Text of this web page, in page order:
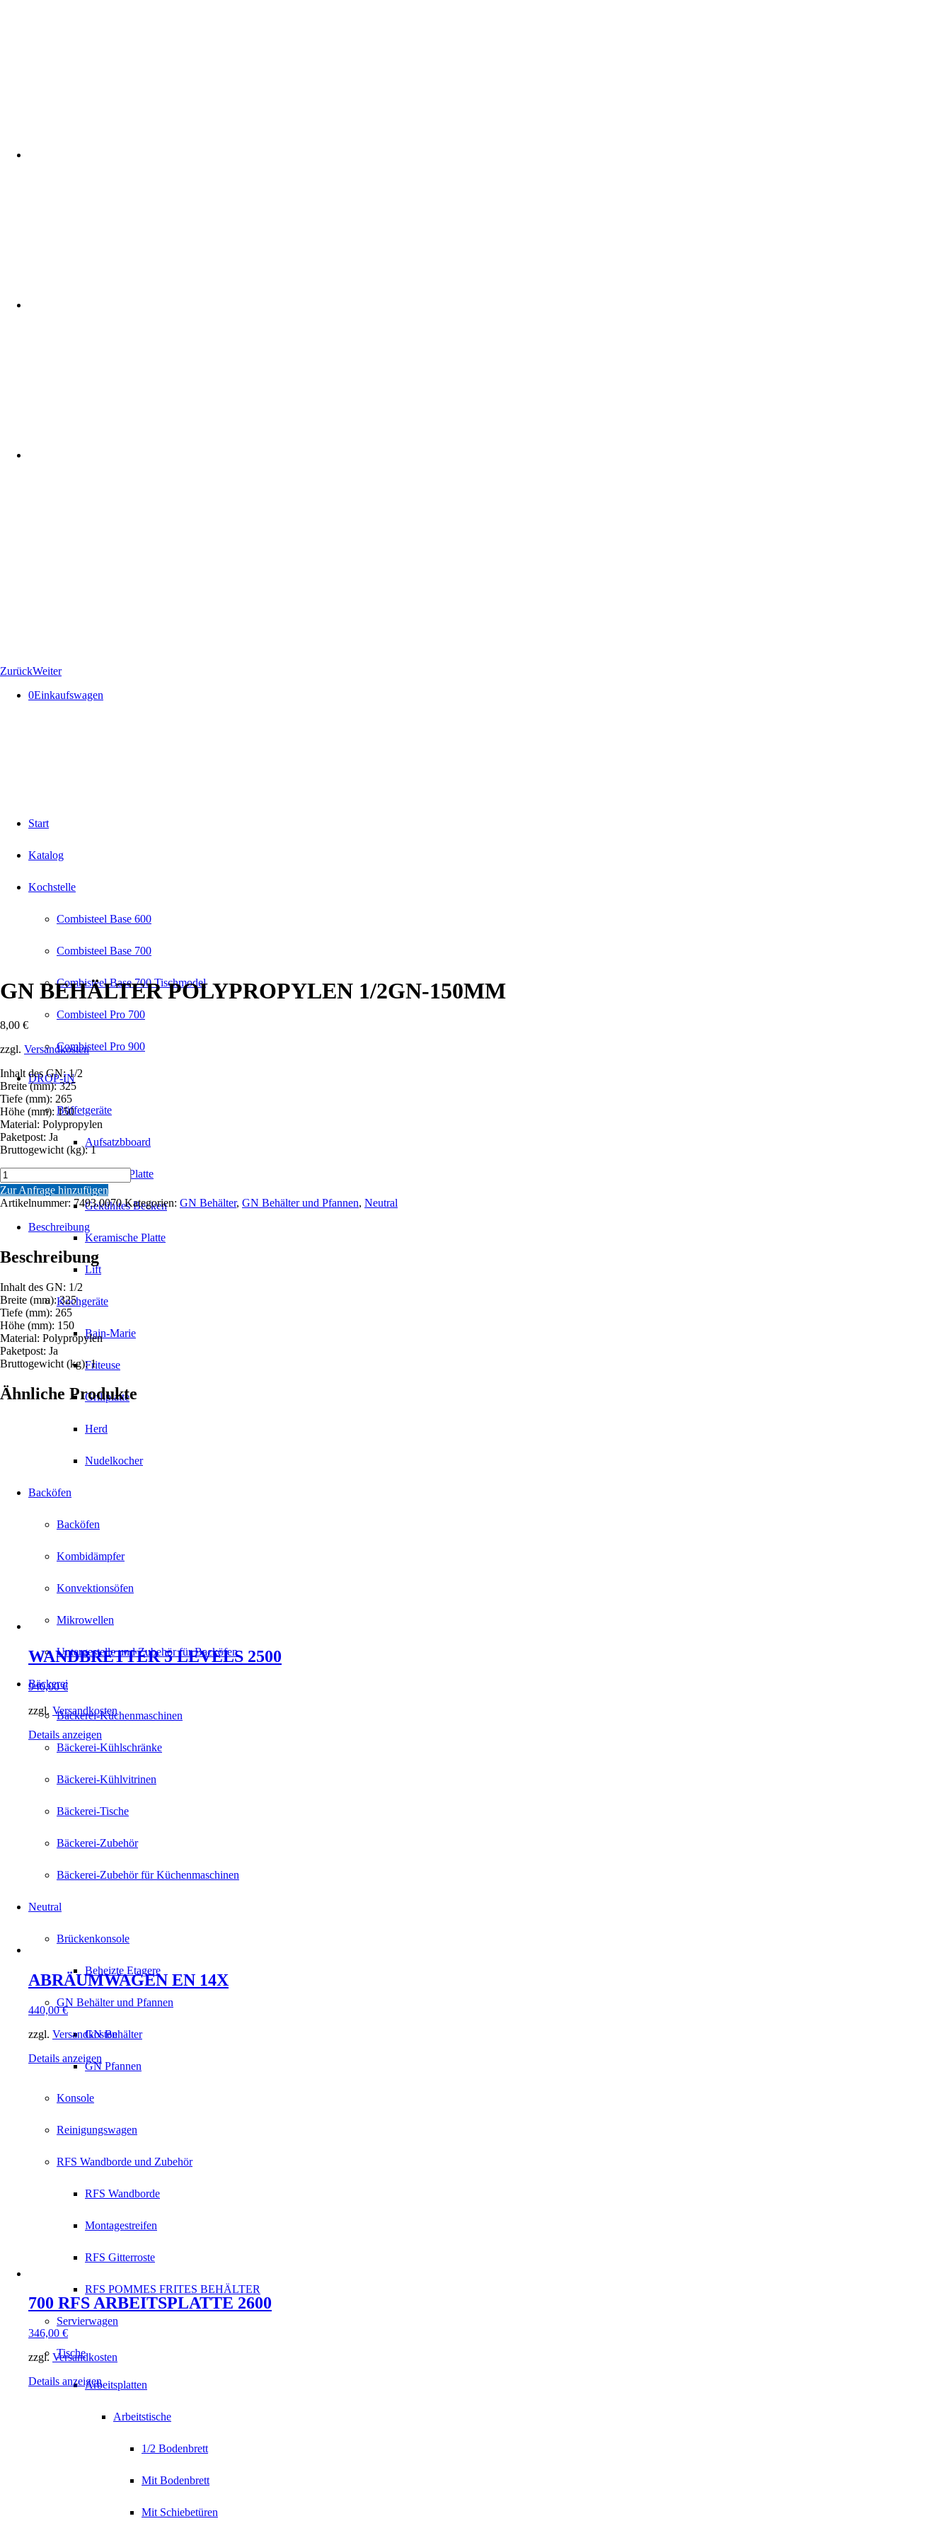
ZurückWeiter
0Einkaufswagen
Start
Katalog
Kochstelle
Combisteel Base 600
Combisteel Base 700
Combisteel Base 700 Tischmodel
Combisteel Pro 700
Combisteel Pro 900
DROP-IN
Büffetgeräte
Aufsatzbboard
Gekühlte Platte
Gekühltes Becken
Keramische Platte
Lift
Kochgeräte
Bain-Marie
Friteuse
Grillplatte
Herd
Nudelkocher
Backöfen
Backöfen
Kombidämpfer
Konvektionsöfen
Mikrowellen
Untergestelle und Zubehör für Backöfen
Bäckerei
Bäckerei-Küchenmaschinen
Bäckerei-Kühlschränke
Bäckerei-Kühlvitrinen
Bäckerei-Tische
Bäckerei-Zubehör
Bäckerei-Zubehör für Küchenmaschinen
Neutral
Brückenkonsole
Beheizte Etagere
GN Behälter und Pfannen
GN Behälter
GN Pfannen
Konsole
Reinigungswagen
RFS Wandborde und Zubehör
RFS Wandborde
Montagestreifen
RFS Gitterroste
RFS POMMES FRITES BEHÄLTER
Servierwagen
Tische
Arbeitsplatten
Arbeitstische
1/2 Bodenbrett
Mit Bodenbrett
Mit Schiebetüren
GN BEHÄLTER POLYPROPYLEN 1/2GN-150MM
8,00 €
zzgl. Versandkosten
Inhalt des GN: 1/2
Breite (mm): 325
Tiefe (mm): 265
Höhe (mm): 150
Material: Polypropylen
Paketpost: Ja
Bruttogewicht (kg): 1
GN
BEHÄLTER
POLYPROPYLEN
150MM
Zur Anfrage hinzufügen
Artikelnummer: 7493.0070 Kategorien: GN Behälter, GN Behälter und Pfannen, Neutral
Beschreibung
Beschreibung
Inhalt des GN: 1/2
Breite (mm): 325
Tiefe (mm): 265
Höhe (mm): 150
Material: Polypropylen
Paketpost: Ja
Bruttogewicht (kg): 1
Ähnliche Produkte
WANDBRETTER 5 LEVELS 2500
940,00€
zzgl. Versandkosten
Details anzeigen
ABRÄUMWAGEN EN 14X
440,00€
zzgl. Versandkosten
Details anzeigen
700 RFS ARBEITSPLATTE 2600
346,00 €
zzgl. Versandkosten
Details anzeigen